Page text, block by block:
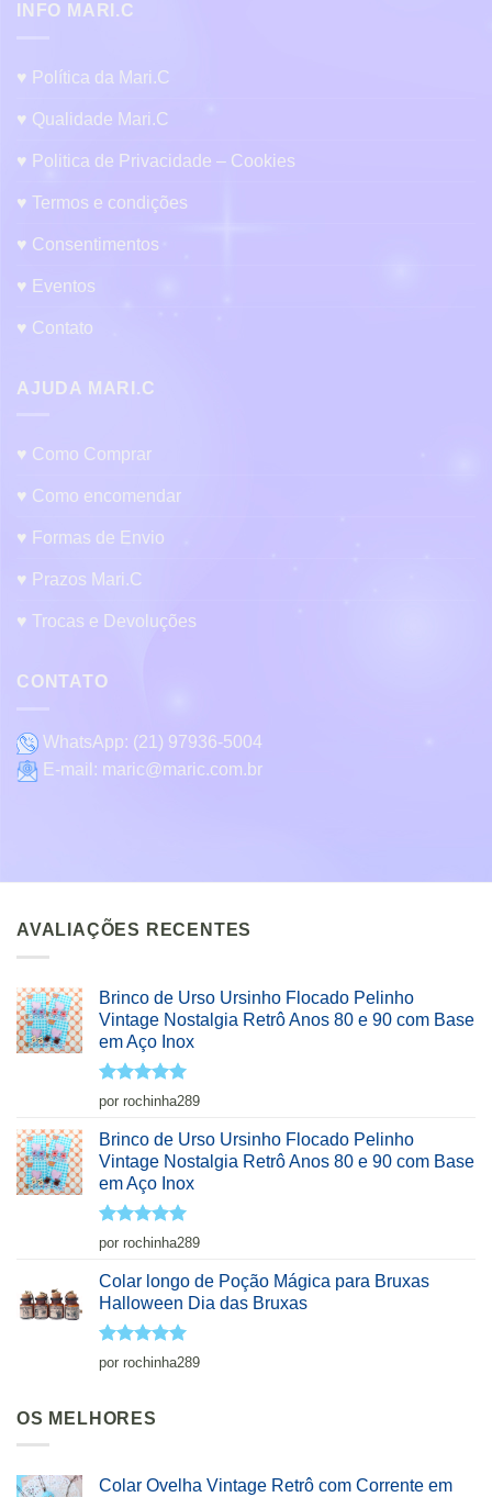
INFO MARI.C
♥ Política da Mari.C
♥ Qualidade Mari.C
♥ Politica de Privacidade – Cookies
♥ Termos e condições
♥ Consentimentos
♥ Eventos
♥ Contato
AJUDA MARI.C
♥ Como Comprar
♥ Como encomendar
♥ Formas de Envio
♥ Prazos Mari.C
♥ Trocas e Devoluções
CONTATO
WhatsApp: (21) 97936-5004
E-mail: maric@maric.com.br
AVALIAÇÕES RECENTES
Brinco de Urso Ursinho Flocado Pelinho
Vintage Nostalgia Retrô Anos 80 e 90 com Base
em Aço Inox
Avaliação5
de 5
por rochinha289
Brinco de Urso Ursinho Flocado Pelinho
Vintage Nostalgia Retrô Anos 80 e 90 com Base
em Aço Inox
Avaliação5
de 5
por rochinha289
Colar longo de Poção Mágica para Bruxas
Halloween Dia das Bruxas
Avaliação5
de 5
por rochinha289
OS MELHORES
Colar Ovelha Vintage Retrô com Corrente em